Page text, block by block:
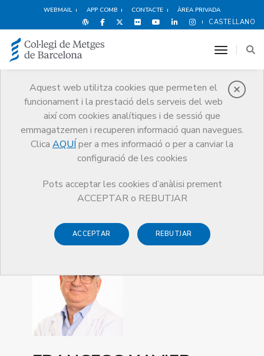
WEBMAIL APP COMB CONTACTE ÀREA PRIVADA
CASTELLANO
Aquest web utilitza cookies que permeten el
funcionament i la prestació dels serveis del web
així com cookies analítiques i de sessió que
emmagatzemen i recuperen informació quan navegues.
Clica AQUÍ per a mes informació o per a canviar la
configuració de les cookies
Pots acceptar les cookies d’anàlisi prement
ACCEPTAR o REBUTJAR
ACCEPTAR REBUTJAR
toggle
Premis
Premis Guardonat Edició 2025
Guardonat Edició 2025